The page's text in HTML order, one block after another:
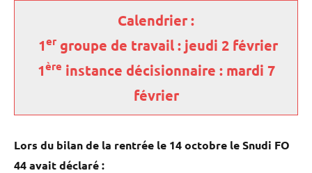
Calendrier :
1ergroupe de travail : jeudi 2 février
1ère instance décisionnaire : mardi 7
février
Lors du bilan de la rentrée le 14 octobre le Snudi FO
44 avait déclaré :